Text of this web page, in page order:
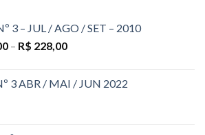
3 – JUL / AGO / SET – 2010
– R$ 228,00
3 ABR / MAI / JUN 2022